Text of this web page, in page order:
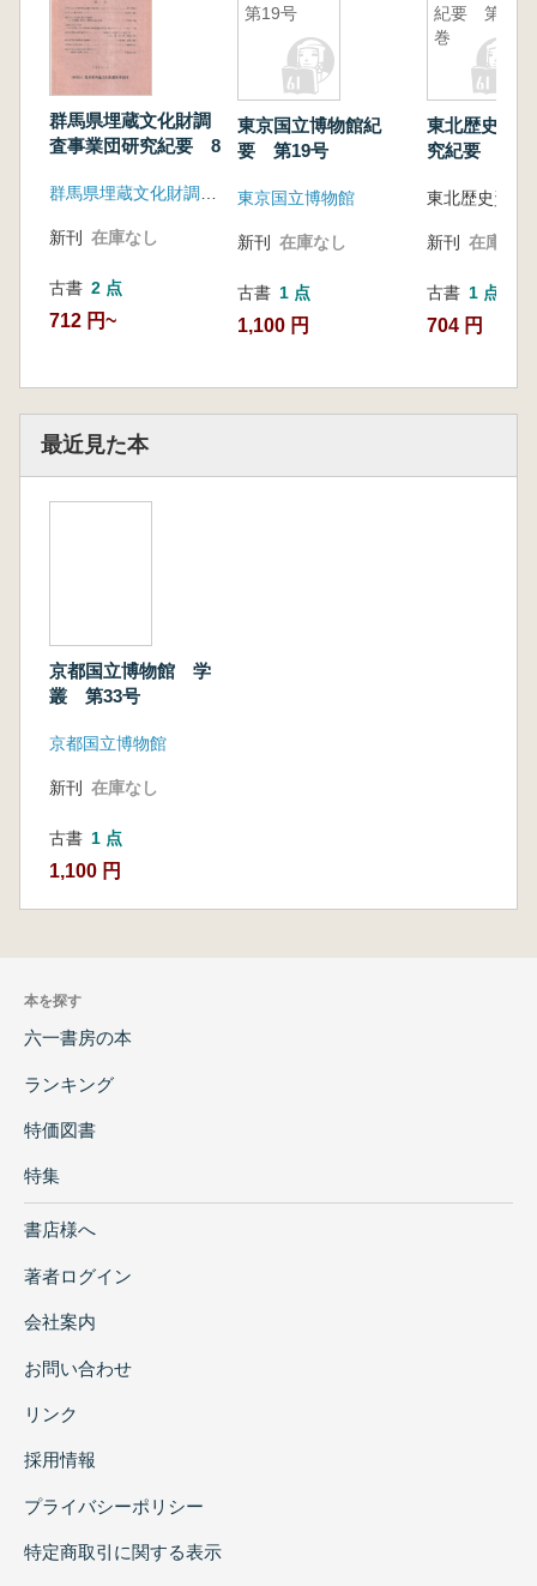
群馬県埋蔵文化財調
査事業団研究紀要 8
群馬県埋蔵文化財調査事業団
新刊 在庫なし
古書 2 点
712 円~
第19号
東京国立博物館紀
要 第19号
東京国立博物館
新刊 在庫なし
古書 1 点
1,100 円
紀要 第10
巻
東北歴史資
究紀要 第
東北歴史資料
新刊 在庫なし
古書 1 点
704 円
最近見た本
京都国立博物館 学
叢 第33号
京都国立博物館
新刊 在庫なし
古書 1 点
1,100 円
本を探す
六一書房の本
ランキング
特価図書
特集
書店様へ
著者ログイン
会社案内
お問い合わせ
リンク
採用情報
プライバシーポリシー
特定商取引に関する表示